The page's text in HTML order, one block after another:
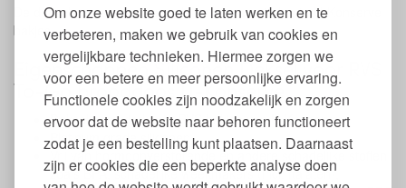
Om onze website goed te laten werken en te
verbeteren, maken we gebruik van cookies en
vergelijkbare technieken. Hiermee zorgen we
voor een betere en meer persoonlijke ervaring.
Functionele cookies zijn noodzakelijk en zorgen
ervoor dat de website naar behoren functioneert
zodat je een bestelling kunt plaatsen. Daarnaast
zijn er cookies die een beperkte analyse doen
De deksels passen op de oude en nieuwe vierkante U-Konserve
bakjes.
Eigenschappen Siliconen Deksel voor RVS
To-Go brooddoos U-Konserve
Deksel voor vierkante RVS bakjes van U-Konserve
Platinum grade siliconen
Vrij van hormoonverstorende en andere schadelijke stoffen
zoals BPA, schadelijke weekmakers (incl. ftalaten),